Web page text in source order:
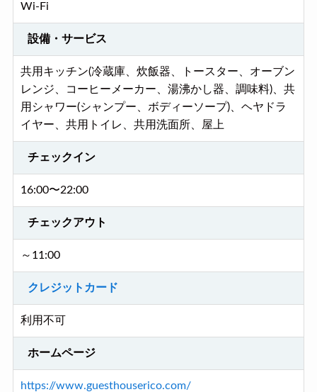
Wi-Fi
設備・サービス
共用キッチン(冷蔵庫、炊飯器、トースター、オーブン
レンジ、コーヒーメーカー、湯沸かし器、調味料)、共
用シャワー(シャンプー、ボディーソープ)、ヘヤドラ
イヤー、共用トイレ、共用洗面所、屋上
チェックイン
16:00〜22:00
チェックアウト
～11:00
クレジットカード
利用不可
ホームページ
https://www.guesthouserico.com/